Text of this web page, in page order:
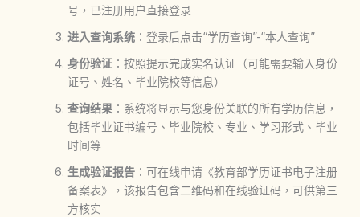
号，已注册用户直接登录
进入查询系统：登录后点击“学历查询”-“本人查询”
身份验证：按照提示完成实名认证（可能需要输入身份
证号、姓名、毕业院校等信息）
查询结果：系统将显示与您身份关联的所有学历信息，
包括毕业证书编号、毕业院校、专业、学习形式、毕业
时间等
生成验证报告：可在线申请《教育部学历证书电子注册
备案表》，该报告包含二维码和在线验证码，可供第三
方核实